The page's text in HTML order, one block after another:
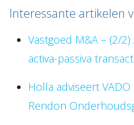
Interessante artikelen
Vastgoed M&A – (2/
activa-passiva
Holla adviseert
Rendon